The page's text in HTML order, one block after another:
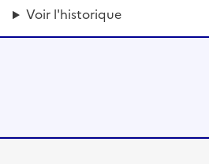
Voir l'historique